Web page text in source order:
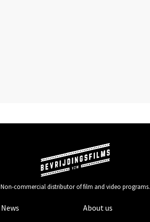
Non-commercial distributor of film and video programs.
News About us